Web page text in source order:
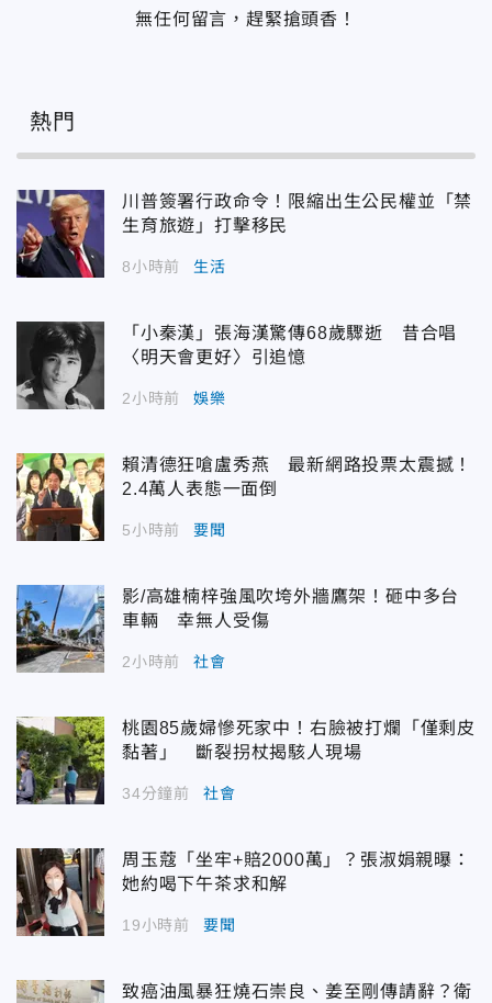
無任何留言，趕緊搶頭香！
熱門
川普簽署行政命令！限縮出生公民權並「禁
生育旅遊」打擊移民
8小時前 生活
「小秦漢」張海漢驚傳68歲驟逝 昔合唱
〈明天會更好〉引追憶
2小時前 娛樂
賴清德狂嗆盧秀燕 最新網路投票太震撼！
2.4萬人表態一面倒
5小時前 要聞
影/高雄楠梓強風吹垮外牆鷹架！砸中多台
車輛 幸無人受傷
2小時前 社會
桃園85歲婦慘死家中！右臉被打爛「僅剩皮
黏著」 斷裂拐杖揭駭人現場
34分鐘前 社會
周玉蔻「坐牢+賠2000萬」？張淑娟親曝：
她約喝下午茶求和解
19小時前 要聞
致癌油風暴狂燒石崇良、姜至剛傳請辭？衛